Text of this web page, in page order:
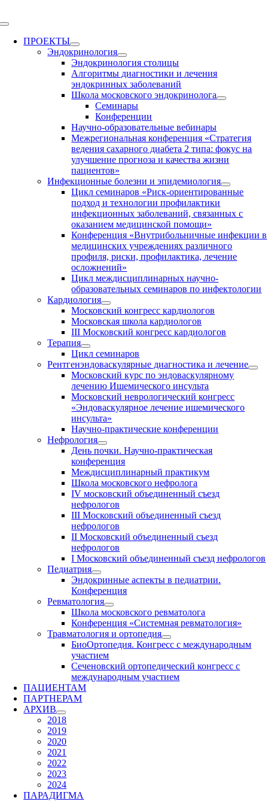
to
Toggle
NavigationПРОЕКТЫ
Эндокринология
Эндокринология столицы
Алгоритмы диагностики и лечения
эндокринных заболеваний
Школа московского эндокринолога
Семинары
Конференции
Научно-образовательные вебинары
Межрегиональная конференция «Стратегия
ведения сахарного диабета 2 типа: фокус на
улучшение прогноза и качества жизни
пациентов»
Инфекционные болезни и эпидемиология
Цикл семинаров «Риск-ориентированные
подход и технологии профилактики
инфекционных заболеваний, связанных с
оказанием медицинской помощи»
Конференция «Внутрибольничные инфекции в
медицинских учреждениях различного
профиля, риски, профилактика, лечение
осложнений»
Цикл междисциплинарных научно-
образовательных семинаров по инфектологии
Кардиология
Московский конгресс кардиологов
Московская школа кардиологов
III Московский конгресс кардиологов
Терапия
Цикл семинаров
Рентгенэндоваскулярные диагностика и лечение
Московский курс по эндоваскулярному
лечению Ишемического инсульта
Московский неврологический конгресс
«Эндоваскулярное лечение ишемического
инсульта»
Научно-практические конференции
Нефрология
День почки. Научно-практическая
конференция
Междисциплинарный практикум
Школа московского нефролога
IV московский объединенный съезд
нефрологов
III Московский объединенный съезд
нефрологов
II Московский объединенный съезд
нефрологов
I Московский объединенный съезд нефрологов
Педиатрия
Эндокринные аспекты в педиатрии.
Конференция
Ревматология
Школа московского ревматолога
Конференция «Системная ревматология»
Травматология и ортопедия
БиоОртопедия. Конгресс с международным
участием
Сеченовский ортопедический конгресс с
международным участием
ПАЦИЕНТАМ
ПАРТНЕРАМ
АРХИВ
2018
2019
2020
2021
2022
2023
2024
ПАРАДИГМА